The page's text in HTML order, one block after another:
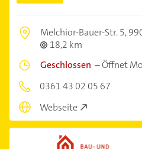
Melchior-Bauer-Str. 5,
18,2 km
Geschlossen –Öffnet
0361 43 02 05 67
Webseite